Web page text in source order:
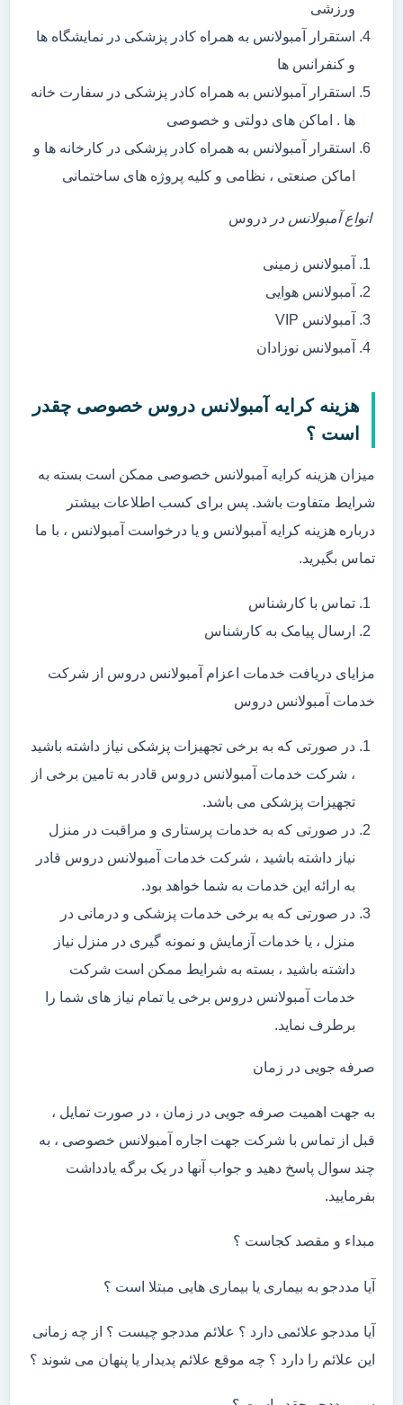
ورزشی
استقرار آمبولانس به همراه کادر پزشکی در نمایشگاه ها
و کنفرانس ها
استقرار آمبولانس به همراه کادر پزشکی در سفارت خانه
ها . اماکن های دولتی و خصوصی
استقرار آمبولانس به همراه کادر پزشکی در کارخانه ها و
اماکن صنعتی ، نظامی و کلیه پروژه های ساختمانی
انواع آمبولانس در دروس
آمبولانس زمینی
آمبولانس هوایی
آمبولانس VIP
آمبولانس نوزادان
هزینه کرایه آمبولانس دروس خصوصی چقدر
است ؟
میزان هزینه کرایه آمبولانس خصوصی ممکن است بسته به
شرایط متفاوت باشد. پس برای کسب اطلاعات بیشتر
درباره هزینه کرایه آمبولانس و یا درخواست آمبولانس ، با ما
تماس بگیرید.
تماس با کارشناس
ارسال پیامک به کارشناس
مزایای دریافت خدمات اعزام آمبولانس دروس از شرکت
خدمات آمبولانس دروس
در صورتی که به برخی تجهیزات پزشکی نیاز داشته باشید
، شرکت خدمات آمبولانس دروس قادر به تامین برخی از
تجهیزات پزشکی می باشد.
در صورتی که به خدمات پرستاری و مراقبت در منزل
نیاز داشته باشید ، شرکت خدمات آمبولانس دروس قادر
به ارائه این خدمات به شما خواهد بود.
در صورتی که به برخی خدمات پزشکی و درمانی در
منزل ، یا خدمات آزمایش و نمونه گیری در منزل نیاز
داشته باشید ، بسته به شرایط ممکن است شرکت
خدمات آمبولانس دروس برخی یا تمام نیاز های شما را
برطرف نماید.
صرفه جویی در زمان
به جهت اهمیت صرفه جویی در زمان ، در صورت تمایل ،
قبل از تماس با شرکت جهت اجاره آمبولانس خصوصی ، به
چند سوال پاسخ دهید و جواب آنها در یک برگه یادداشت
بفرمایید.
مبداء و مقصد کجاست ؟
آیا مددجو به بیماری یا بیماری هایی مبتلا است ؟
آیا مددجو علائمی دارد ؟ علائم مددجو چیست ؟ از چه زمانی
این علائم را دارد ؟ چه موقع علائم پدیدار یا پنهان می شوند ؟